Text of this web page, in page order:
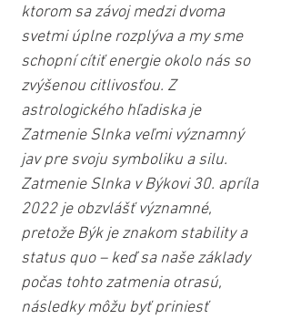
ktorom sa závoj medzi dvoma
svetmi úplne rozplýva a my sme
schopní cítiť energie okolo nás so
zvýšenou citlivosťou. Z
astrologického hľadiska je
Zatmenie Slnka veľmi významný
jav pre svoju symboliku a silu.
Zatmenie Slnka v Býkovi 30. apríla
2022 je obzvlášť významné,
pretože Býk je znakom stability a
status quo – keď sa naše základy
počas tohto zatmenia otrasú,
následky môžu byť priniesť